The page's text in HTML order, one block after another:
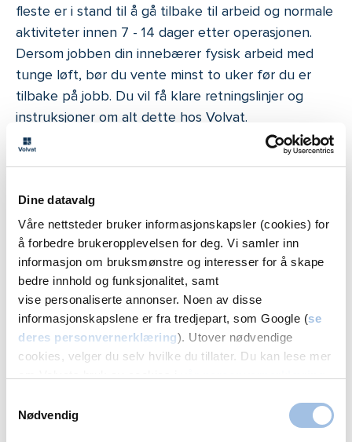
Dine datavalg
Våre nettsteder bruker informasjonskapsler (cookies) for
å forbedre brukeropplevelsen for deg. Vi samler inn
informasjon om bruksmønstre og interesser for å skape
bedre innhold og funksjonalitet, samt
vise personaliserte annonser. Noen av disse
informasjonskapslene er fra tredjepart, som Google (se
deres personvernerklæring). Utover nødvendige
cookies, velger du selv hvilke du tillater. Du kan lese mer
Nødvendig
fleste er i stand til å gå tilbake til arbeid og normale
aktiviteter innen 7 - 14 dager etter operasjonen.
Dersom jobben din innebærer fysisk arbeid med
tunge løft, bør du vente minst to uker før du er
tilbake på jobb. Du vil få klare retningslinjer og
instruksjoner om alt dette hos Volvat.
Ikke nøl med å ta kontakt med oss hos Volvat
dersom det skulle være noe du er usikker på.
Risiko og komplikasjoner
Alle operasjoner medfører noe risikoelement i form
av mulige bivirkninger. Det er noen risikoer du må
være klar over før du gir samtykke til behandling i
form av en bihuleoperasjon. Du kan diskutere
sannsynligheten for komplikasjoner i ditt tilfelle
svært sjeldne, men kan potensielt innebære: